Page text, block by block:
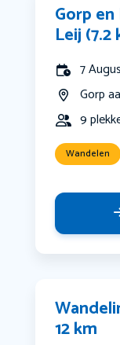
Gorp
Leij (7.2
7
Gorp
9
Wandelen
12 km